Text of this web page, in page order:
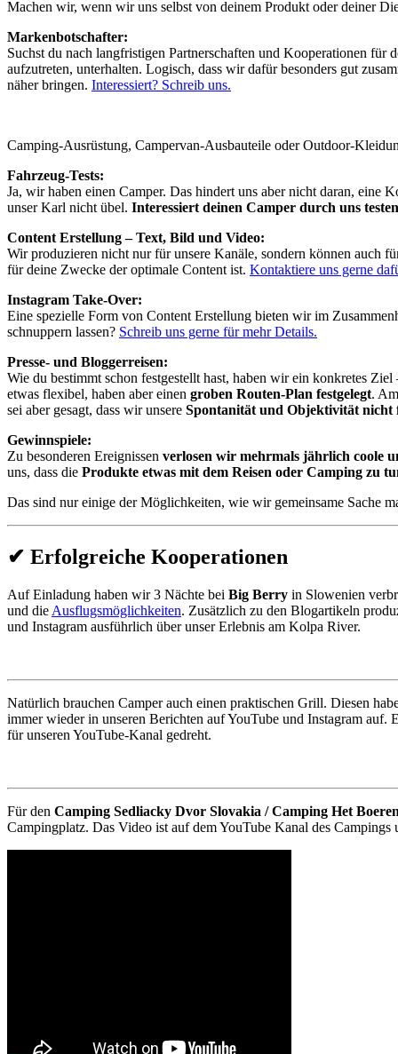
Machen wir, wenn wir uns selbst von deinem Produkt oder deiner
Markenbotschafter:
Suchst du nach langfristigen Partnerschaften und Kooperationen
aufzutreten, unterhalten. Logisch, dass wir dafür besonders gut
näher bringen. Interessiert? Schreib uns.
Camping-Ausrüstung, Campervan-Ausbauteile oder Outdoor-
Fahrzeug-Tests:
Ja, wir haben einen Camper. Das hindert uns aber nicht daran, eine
unser Karl nicht übel. Interessiert deinen Camper durch uns
Content Erstellung – Text, Bild und Video:
Wir produzieren nicht nur für unsere Kanäle, sondern können auch
für deine Zwecke der optimale Content ist. Kontaktiere uns gerne
Instagram Take-Over:
Eine spezielle Form von Content Erstellung bieten wir im
schnuppern lassen? Schreib uns gerne für mehr Details.
Presse- und Bloggerreisen:
Wie du bestimmt schon festgestellt hast, haben wir ein konkretes
etwas flexibel, haben aber einen groben Routen-Plan festgelegt.
sei aber gesagt, dass wir unsere Spontanität und Objektivität nicht
Gewinnspiele:
Zu besonderen Ereignissen verlosen wir mehrmals jährlich coole
uns, dass die Produkte etwas mit dem Reisen oder Camping zu
Das sind nur einige der Möglichkeiten, wie wir gemeinsame Sache
✔︎ Erfolgreiche Kooperationen
Auf Einladung haben wir 3 Nächte bei Big Berry in Slowenien
und die Ausflugsmöglichkeiten. Zusätzlich zu den Blogartikeln
und Instagram ausführlich über unser Erlebnis am Kolpa River.
Natürlich brauchen Camper auch einen praktischen Grill. Diesen
immer wieder in unseren Berichten auf YouTube und Instagram
für unseren YouTube-Kanal gedreht.
Für den Camping Sedliacky Dvor Slovakia / Camping Het
Campingplatz. Das Video ist auf dem YouTube Kanal des Campings